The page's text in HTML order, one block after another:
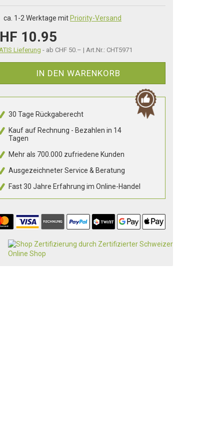
ca. 1-2 Werktage mit Priority-Versand
10.95
Lieferung - ab CHF 50.– | Art.Nr.: CHT5971
IN DEN WARENKORB
30 Tage Rückgaberecht
Kauf auf Rechnung - Bezahlen in 14
Tagen
Mehr als 700.000 zufriedene Kunden
Ausgezeichneter Service & Beratung
Fast 30 Jahre Erfahrung im Online-Handel